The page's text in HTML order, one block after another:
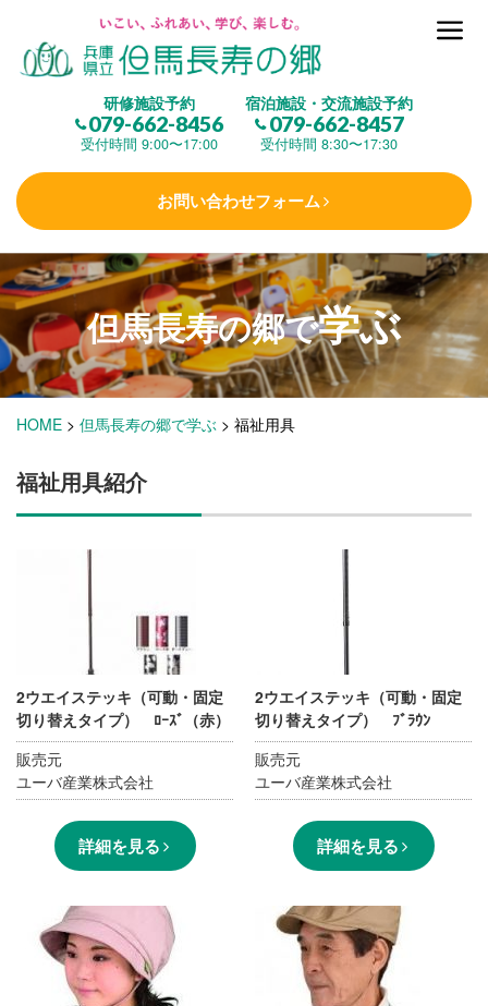
研修施設予約
079-662-8456
受付時間 9:00〜17:00
宿泊施設・交流施設予約
079-662-8457
受付時間 8:30〜17:30
お問い合わせフォーム
但馬長寿の郷とは
(研修施設)
楽しむ
学 ぶ(健康福祉)
泊まる(宿泊)
施設・料金
アクセス
但馬長寿の郷で学ぶ
HOME > 但馬長寿の郷で学ぶ > 福祉用具
福祉用具紹介
2ウエイステッキ（可動・固定
切り替えタイプ） ﾛｰｽﾞ（赤）
販売元
ユーバ産業株式会社
詳細を見る
2ウエイステッキ（可動・固定
切り替えタイプ） ﾌﾞﾗｳﾝ
販売元
ユーバ産業株式会社
詳細を見る